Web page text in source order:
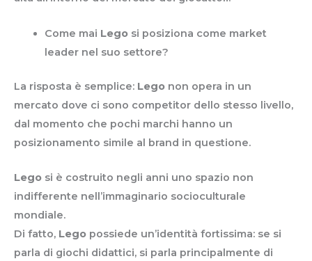
Come mai Legosi posiziona come market
leader nel suo settore?
La risposta è semplice: Lego non opera in un
mercato dove ci sono competitor dello stesso livello,
dal momento che pochi marchi hanno un
posizionamento simile al brand in questione.
Lego si è costruito negli anni uno spazio non
indifferente nell’immaginario socioculturale
mondiale.
Di fatto, Lego possiede un’identità fortissima: se si
parla di giochi didattici, si parla principalmente di